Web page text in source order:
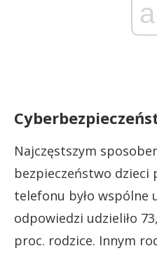
Najczęstszym
bezpieczeństwo dzieci
telefonu było wspólne
odpowiedzi udzieliło
proc. rodzice. Innym